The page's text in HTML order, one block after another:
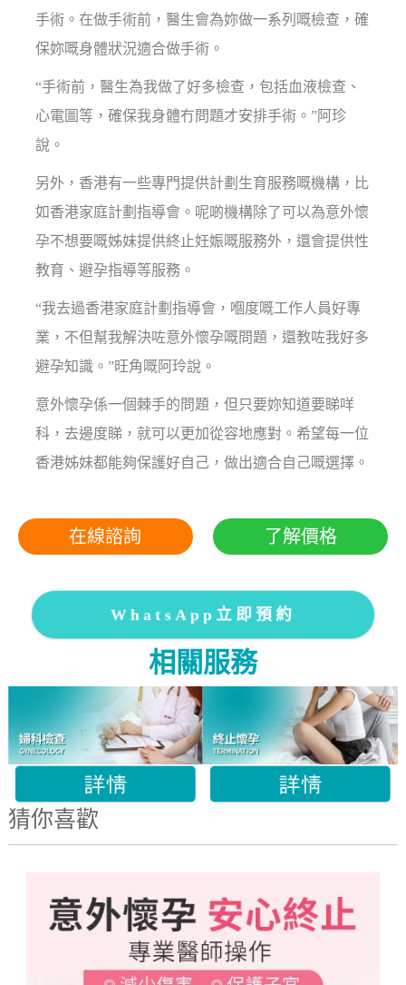
手術。在做手術前，醫生會為妳做一系列嘅檢查，確
保妳嘅身體狀況適合做手術。
“手術前，醫生為我做了好多檢查，包括血液檢查、
心電圖等，確保我身體冇問題才安排手術。”阿珍
說。
另外，香港有一些專門提供計劃生育服務嘅機構，比
如香港家庭計劃指導會。呢啲機構除了可以為意外懷
孕不想要嘅姊妹提供終止妊娠嘅服務外，還會提供性
教育、避孕指導等服務。
“我去過香港家庭計劃指導會，嗰度嘅工作人員好專
業，不但幫我解決咗意外懷孕嘅問題，還教咗我好多
避孕知識。”旺角嘅阿玲說。
意外懷孕係一個棘手的問題，但只要妳知道要睇咩
科，去邊度睇，就可以更加從容地應對。希望每一位
香港姊妹都能夠保護好自己，做出適合自己嘅選擇。
在線諮詢 了解價格
WhatsApp立即預約
相關服務
猜你喜歡